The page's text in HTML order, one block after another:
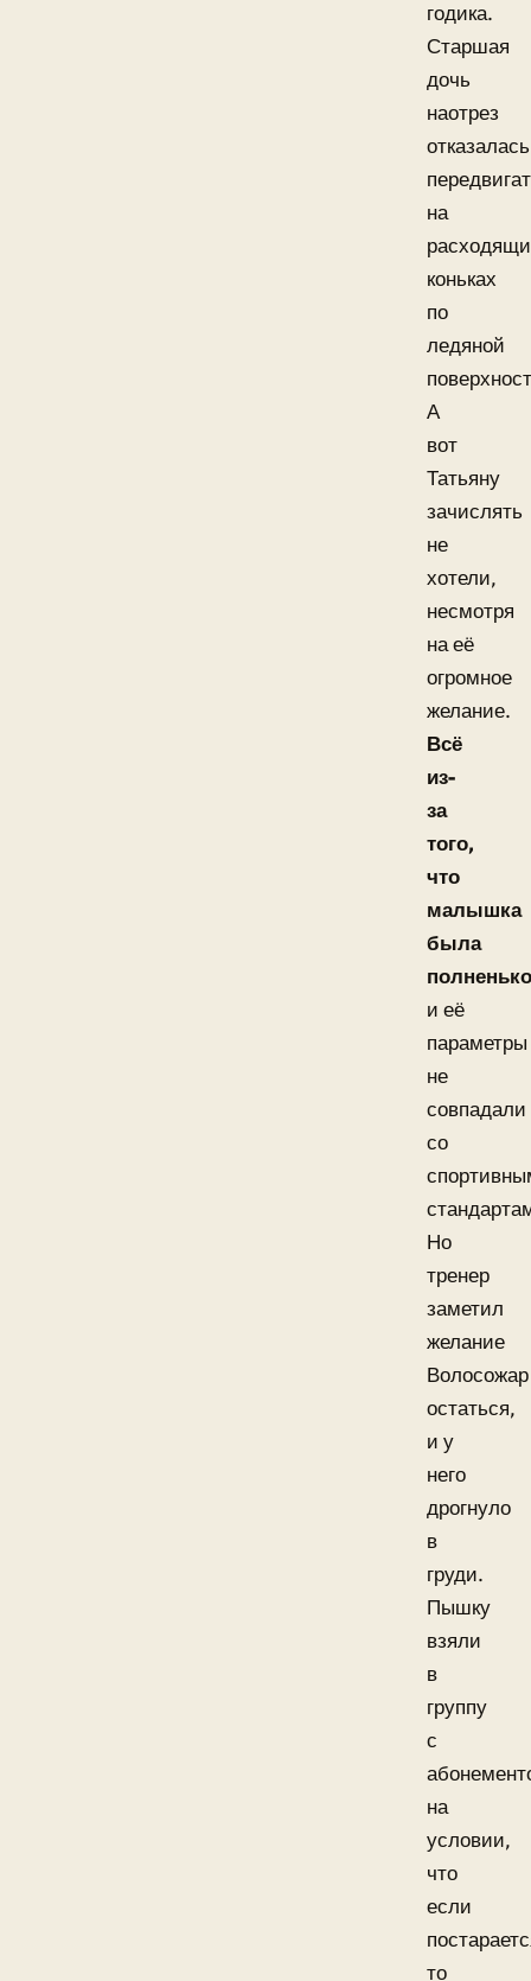
годика.
Старшая
дочь
наотрез
отказалась
на
коньках
по
ледяной
А
вот
Татьяну
зачислять
не
хотели,
несмотря
на её
огромное
желание.
Всё
из-
за
того,
что
малышка
была
и её
параметры
не
совпадали
со
Но
тренер
заметил
желание
Волосожар
остаться,
и у
него
дрогнуло
в
груди.
Пышку
взяли
в
группу
с
на
условии,
что
если
то